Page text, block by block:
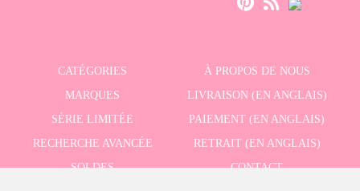
CATÉGORIES
À PROPOS DE NOUS
MARQUES
LIVRAISON (EN ANGLAIS)
SÉRIE LIMITÉE
PAIEMENT (EN ANGLAIS)
RECHERCHE AVANCÉE
RETRAIT (EN ANGLAIS)
SOLDES
CONTACT